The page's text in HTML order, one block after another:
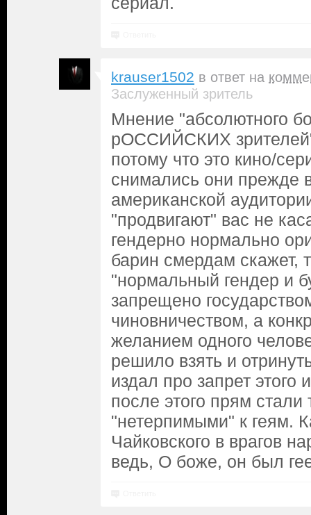
krauser1502 в ответ на
Заслуженный зритель
Мнение "абсолютного
рОССИЙСКИХ
потому что это кино/
снимались они прежде
американской
"продвигают" вас не
гендерно нормально
барин смердам скажет,
"нормальный гендер и
запрещено
чиновничеством, а
желанием одного
решило взять и
издал про запрет этого
после этого прям стали
"нетерпимыми" к геям.
Чайковского в врагов
ведь, О боже, он был